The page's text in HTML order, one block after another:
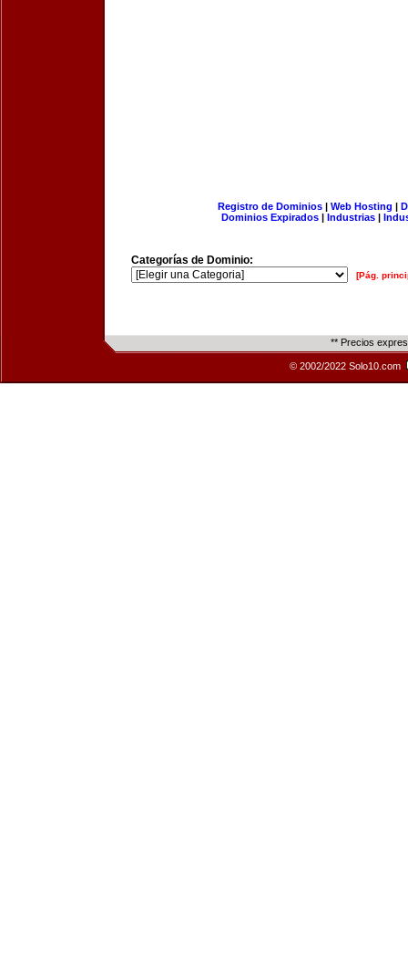
Registro de Dominios| Web Hosting |
Dominios Expirados | Industrias |
Categorías de Dominio:
[Pág.
** Precios
© 2002/2022 Solo10.com